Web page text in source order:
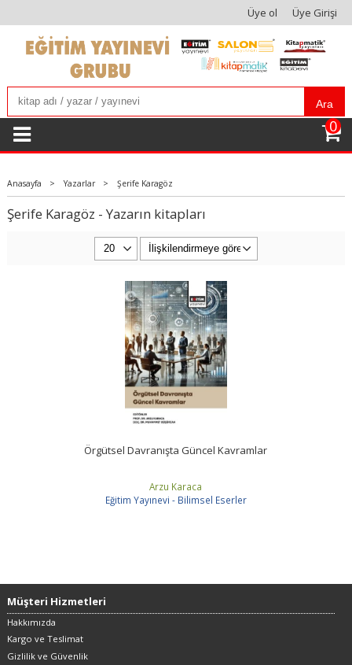
Üye ol Üye Girişi
Ara
0
Anasayfa > Yazarlar > Şerife Karagöz
Şerife Karagöz - Yazarın kitapları
Örgütsel Davranışta Güncel Kavramlar
Arzu Karaca
Eğitim Yayınevi - Bilimsel Eserler
Müşteri Hizmetleri
Hakkımızda
Kargo ve Teslimat
Gizlilik ve Güvenlik